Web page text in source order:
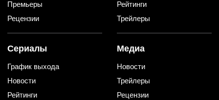
Премьеры
Рецензии
Рейтинги
Трейлеры
Сериалы
График выхода
Новости
Рейтинги
Медиа
Новости
Трейлеры
Рецензии